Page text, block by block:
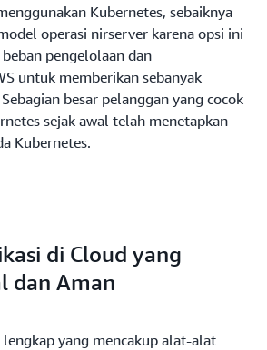
Kubernetes, sebaiknya
operasi nirserver karena opsi ini
pengelolaan dan
untuk memberikan sebanyak
besar pelanggan yang cocok
sejak awal telah menetapkan
Kubernetes.
di Cloud yang
dan Aman
yang mencakup alat-alat